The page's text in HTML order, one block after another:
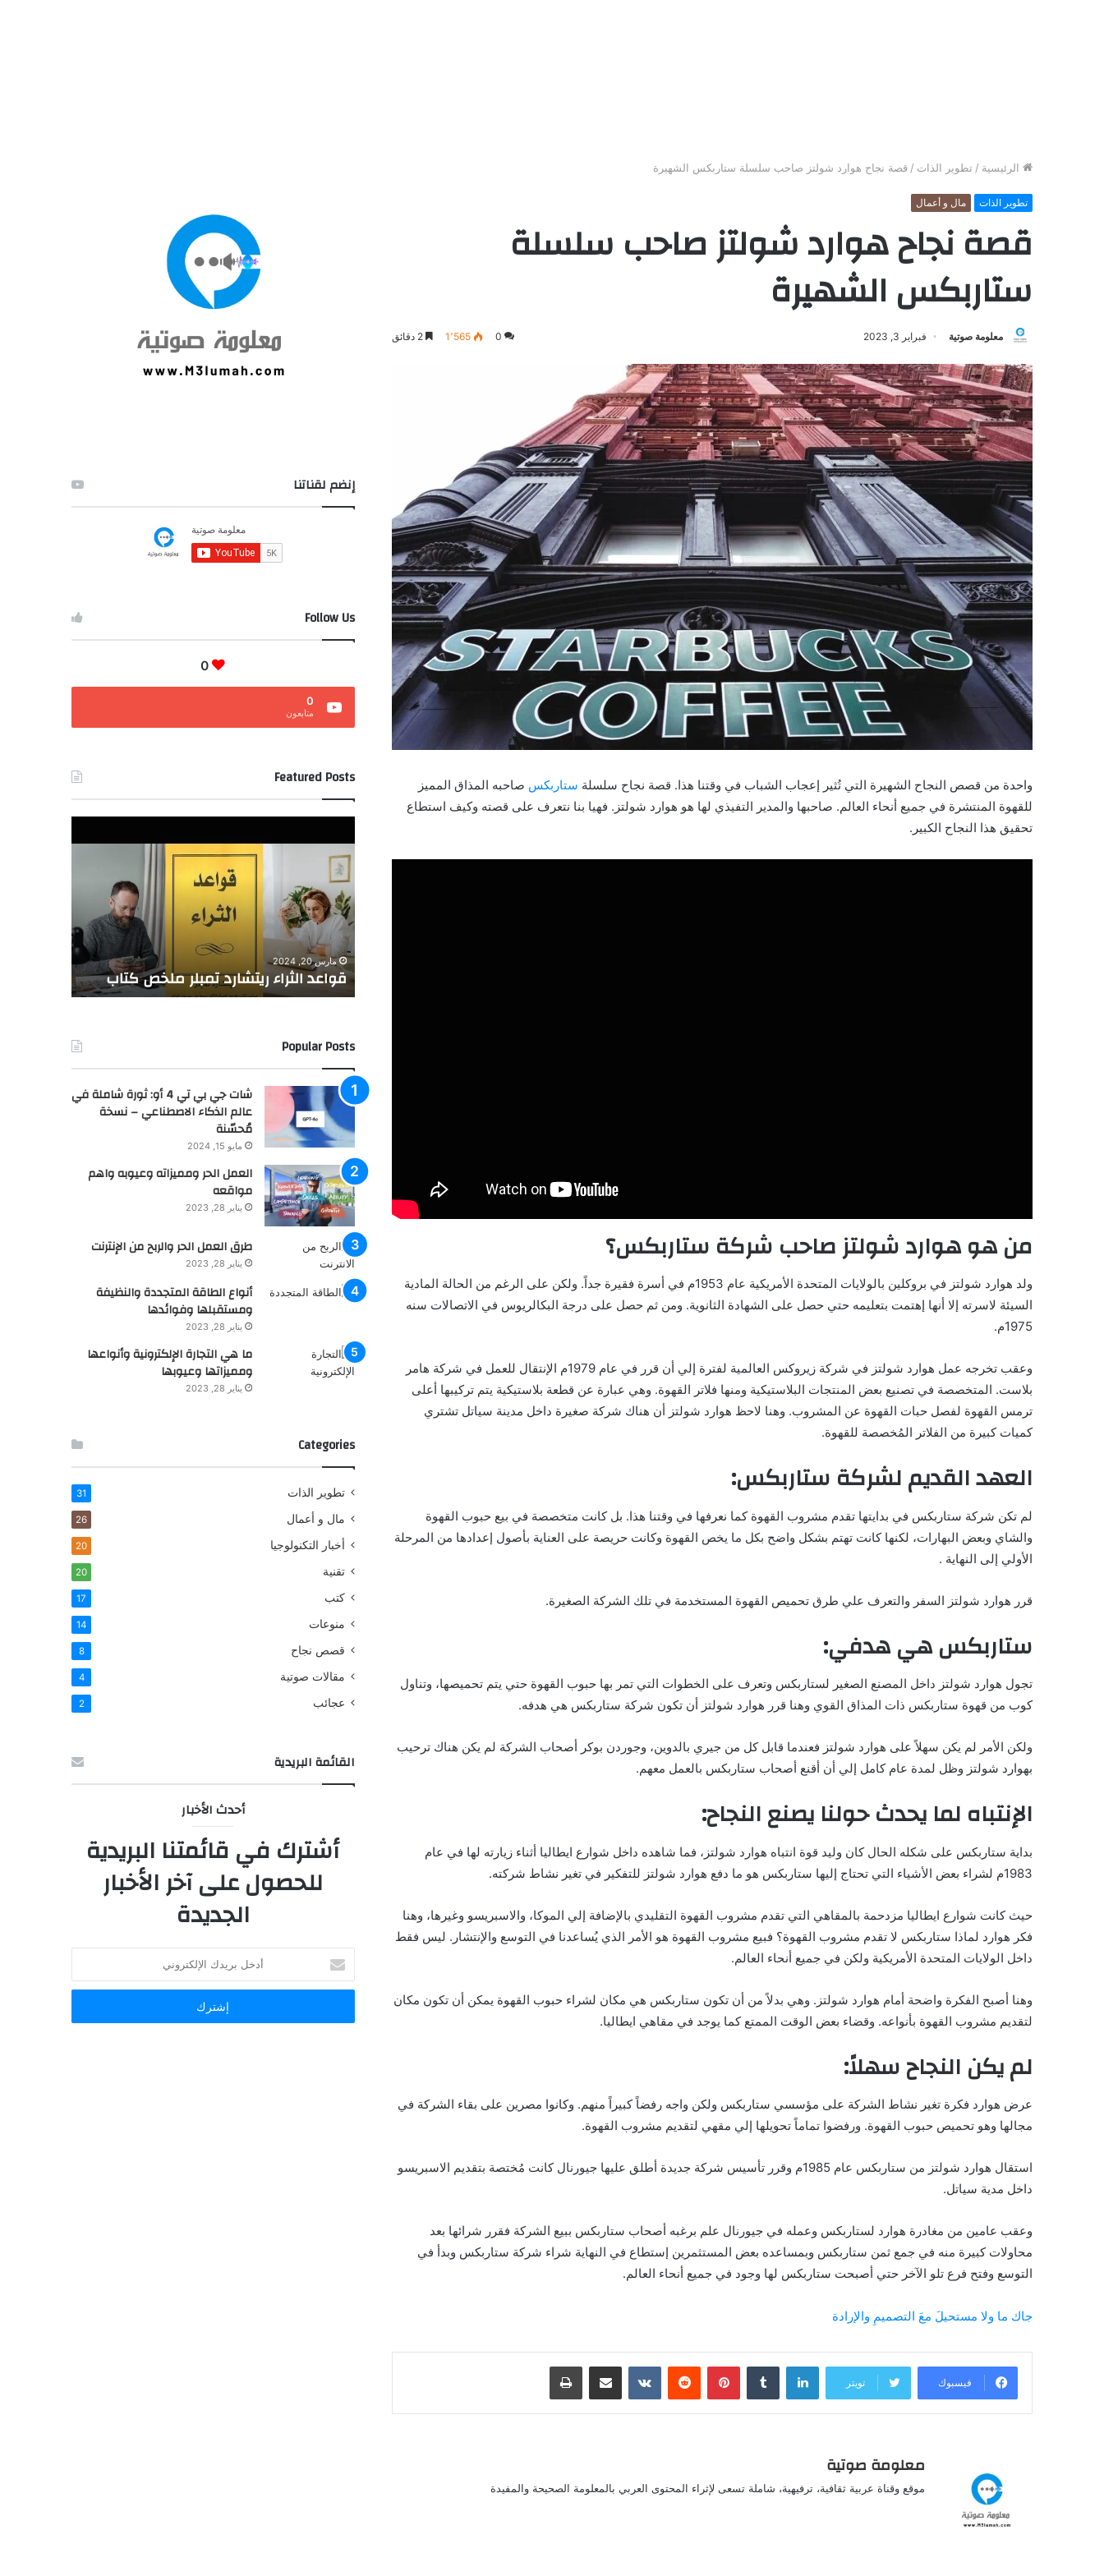
الرئيسية / تطوير الذات / قصة نجاح هوارد شولتز صاحب سلسلة ستاربكس الشهيرة
تطوير الذات مال و أعمال
قصة نجاح هوارد شولتز صاحب سلسلة
ستاربكس الشهيرة
معلومة صوتية فبراير 3, 2023 0 1٬565
واحدة من قصص النجاح الشهيرة التي تُثير إعجاب الشباب في وقتنا هذا. قصة نجاح سلسلة ستاربكس صاحبه المذاق المميز
للقهوة المنتشرة في جميع أنحاء العالم. صاحبها والمدير التفيذي لها هو هوارد شولتز. فهيا بنا نتعرف على قصته وكيف استطاع
تحقيق هذا النجاح الكبير.
من هو هوارد شولتز صاحب شركة ستاربكس؟
ولد هوارد شولتز في بروكلين بالولايات المتحدة الأمريكية عام 1953م في أسرة فقيرة جداً. ولكن على الرغم من الحالة المادية
السيئة لاسرته إلا أنها إهتمت بتعليمه حتي حصل على الشهادة الثانوية. ومن ثم حصل على درجة البكالريوس في الاتصالات سنه
1975م.
وعقب تخرجه عمل هوارد شولتز في شركة زيروكس العالمية لفترة إلي أن قرر في عام 1979م الإنتقال للعمل في شركة هامر
بلاست. المتخصصة في تصنيع بعض المنتجات البلاستيكية ومنها فلاتر القهوة. وهي عبارة عن قطعة بلاستيكية يتم تركيبها أعلى
ترمس القهوة لفصل حبات القهوة عن المشروب. وهنا لاحظ هوارد شولتز أن هناك شركة صغيرة داخل مدينة سياتل تشتري
كميات كبيرة من الفلاتر المُخصصة للقهوة.
العهد القديم لشركة ستاربكس:
لم تكن شركة ستاربكس في بدايتها تقدم مشروب القهوة كما نعرفها في وقتنا هذا. بل كانت متخصصة في بيع حبوب القهوة
والشاي وبعض البهارات، لكنها كانت تهتم بشكل واضح بكل ما يخص القهوة وكانت حريصة على العناية بأصول إعدادها من المرحلة
الأولي إلى النهاية .
قرر هوارد شولتز السفر والتعرف علي طرق تحميص القهوة المستخدمة في تلك الشركة الصغيرة.
ستاربكس هي هدفي:
تجول هوارد شولتز داخل المصنع الصغير لستاربكس وتعرف على الخطوات التي تمر بها حبوب القهوة حتي يتم تحميصها، وتناول
كوب من قهوة ستاربكس ذات المذاق القوي وهنا قرر هوارد شولتز أن تكون شركة ستاربكس هي هدفه.
ولكن الأمر لم يكن سهلاً على هوارد شولتز فعندما قابل كل من جيري بالدوين، وجوردن بوكر أصحاب الشركة لم يكن هناك ترحيب
بهوارد شولتز وظل لمدة عام كامل إلي أن أقنع أصحاب ستاربكس بالعمل معهم.
الإنتباه لما يحدث حولنا يصنع النجاح:
بداية ستاربكس على شكله الحال كان وليد قوة انتباه هوارد شولتز، فما شاهده داخل شوارع ايطاليا أثناء زيارته لها في عام
1983م لشراء بعض الأشياء التي تحتاج إليها ستاربكس هو ما دفع هوارد شولتز للتفكير في تغير نشاط شركته.
حيث كانت شوارع ايطاليا مزدحمة بالمقاهي التي تقدم مشروب القهوة التقليدي بالإضافة إلي الموكا، والاسبريسو وغيرها، وهنا
فكر هوارد لماذا ستاربكس لا تقدم مشروب القهوة؟ فبيع مشروب القهوة هو الأمر الذي يُساعدنا في التوسع والإنتشار. ليس فقط
داخل الولايات المتحدة الأمريكية ولكن في جميع أنحاء العالم.
وهنا أصبح الفكرة واضحة أمام هوارد شولتز. وهي بدلاً من أن تكون ستاربكس هي مكان لشراء حبوب القهوة يمكن أن تكون مكان
لتقديم مشروب القهوة بأنواعه. وقضاء بعض الوقت الممتع كما يوجد في مقاهي ايطاليا.
لم يكن النجاح سهلاً:
عرض هوارد فكرة تغير نشاط الشركة على مؤسسي ستاربكس ولكن واجه رفضاً كبيراً منهم. وكانوا مصرين على بقاء الشركة في
مجالها وهو تحميص حبوب القهوة. ورفضوا تماماً تحويلها إلي مقهي لتقديم مشروب القهوة.
استقال هوارد شولتز من ستاربكس عام 1985م وقرر تأسيس شركة جديدة أطلق عليها جيورنال كانت مُختصة بتقديم الاسبريسو
داخل مدية سياتل.
وعقب عامين من مغادرة هوارد لستاربكس وعمله في جيورنال علم برغبه أصحاب ستاربكس ببيع الشركة فقرر شرائها بعد
محاولات كبيرة منه في جمع ثمن ستاربكس وبمساعده بعض المستثمرين إستطاع في النهاية شراء شركة ستاربكس وبدأ في
التوسع وفتح فرع تلو الآخر حتي أصبحت ستاربكس لها وجود في جميع أنحاء العالم.
جاك ما ولا مستحيلَ معَ التصميمِ والإرادة
فيسبوك تويتر
لينكدإن بينتيريست مشاركة عبر البريد طباعة
معلومة صوتية
موقع وقناة عربية ثقافية، ترفيهية، شاملة تسعى لإثراء المحتوى العربي بالمعلومة الصحيحة والمفيدة
إنضم لقناتنا
Follow Us
0
0
متابعون
Featured Posts
إلى
بي
الثراء
ريتشارد
تمبلر
ملخص
كتاب
مارس 20, 2024
قواعد الثراء ريتشارد تمبلر ملخص كتاب
ترغبُ
وبلوغِ
أهدافكَ
الماليةِ
ويسر؟
Popular Posts
شات جي بي تي 4 أو: ثورة شاملة في
عالم الذكاء الاصطناعي – نسخة
مُحسّنة
مايو 15, 2024
العمل الحر ومميزاته وعيوبه واهم
مواقعه
يناير 28, 2023
طرق العمل الحر والربح من الإنترنت
يناير 28, 2023
أنواع الطاقة المتجددة والنظيفة
ومستقبلها وفوائدها
يناير 28, 2023
ما هي التجارة الإلكترونية وأنواعها
ومميزاتها وعيوبها
يناير 28, 2023
Categories
تطوير الذات 31
مال و أعمال 26
أخبار التكنولوجيا 20
تقنية 20
كتب 17
منوعات 14
قصص نجاح 8
مقالات صوتية 4
عجائب 2
القائمة البريدية
أحدث الأخبار
أشترك في قائمتنا البريدية
للحصول على آخر الأخبار
الجديدة
بريدك
الإلكتروني